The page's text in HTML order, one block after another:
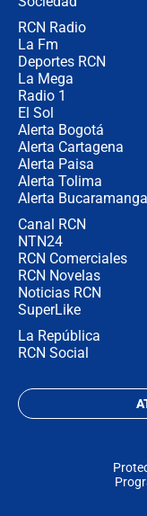
RCN Radio
La Fm
Deportes RCN
La Mega
Radio 1
El Sol
Alerta Bogotá
Alerta Cartagena
Alerta Paisa
Alerta Tolima
Alerta Bucaramanga
Canal RCN
NTN24
RCN Comerciales
RCN Novelas
Noticias RCN
SuperLike
La República
RCN Social